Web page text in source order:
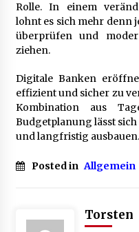
Rolle. In einem
lohnt es sich mehr denn
überprüfen und
ziehen.
Digitale Banken
effizient und sicher zu
Kombination aus
Budgetplanung lässt
und langfristig ausbauen.
Posted in Allgemein
Torsten